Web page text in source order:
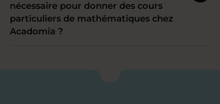
nécessaire pour donner des cours
particuliers de mathématiques chez
Acadomia ?